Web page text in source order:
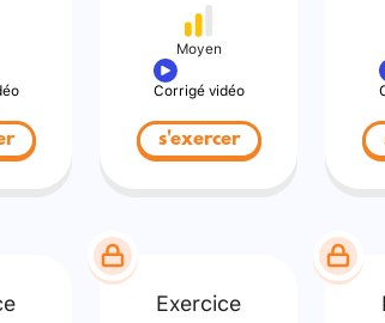
Moyen
Corrigé vidéo
s'exercer
Exercice